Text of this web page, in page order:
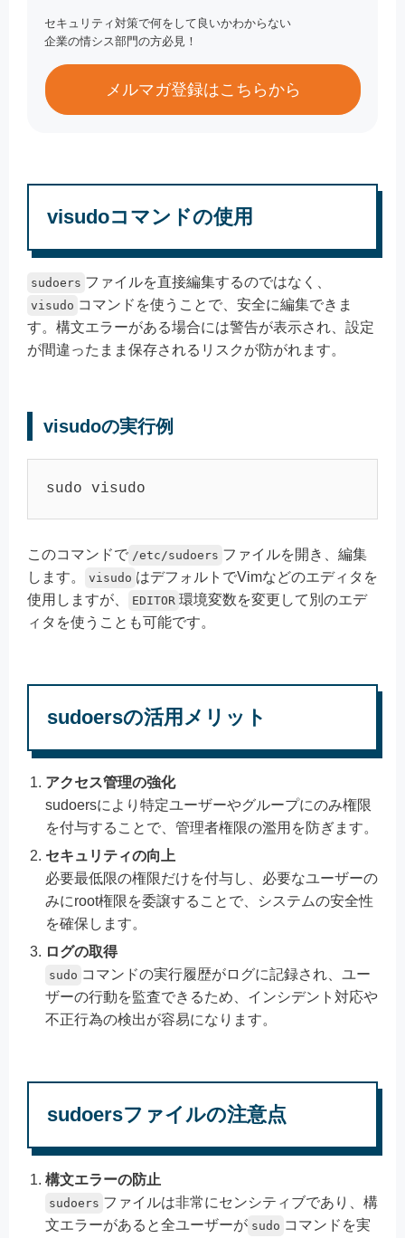
セキュリティ対策で何をして良いかわからない
企業の情シス部門の方必見！
メルマガ登録はこちらから
visudoコマンドの使用
sudoers ファイルを直接編集するのではなく、
visudo コマンドを使うことで、安全に編集できま
す。構文エラーがある場合には警告が表示され、設定
が間違ったまま保存されるリスクが防がれます。
visudoの実行例
sudo visudo
このコマンドで /etc/sudoers ファイルを開き、編集
します。
visudo はデフォルトでVimなどのエディタを
使用しますが、
EDITOR 環境変数を変更して別のエデ
ィタを使うことも可能です。
sudoersの活用メリット
アクセス管理の強化
sudoersにより特定ユーザーやグループにのみ権限
を付与することで、管理者権限の濫用を防ぎます。
セキュリティの向上
必要最低限の権限だけを付与し、必要なユーザーの
みにroot権限を委譲することで、システムの安全性
を確保します。
ログの取得
sudo コマンドの実行履歴がログに記録され、ユー
ザーの行動を監査できるため、インシデント対応や
不正行為の検出が容易になります。
sudoersファイルの注意点
構文エラーの防止
sudoers ファイルは非常にセンシティブであり、構
文エラーがあると全ユーザーが sudo コマンドを実